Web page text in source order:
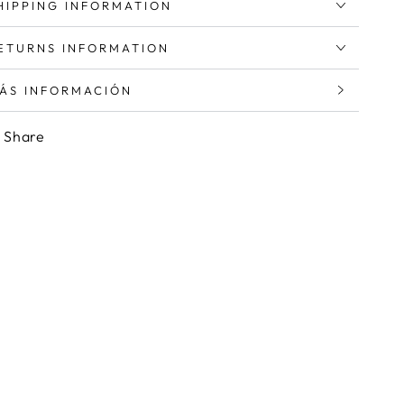
INFORMATION
INFORMATION
INFORMACIÓN
IMÁGENES
Share